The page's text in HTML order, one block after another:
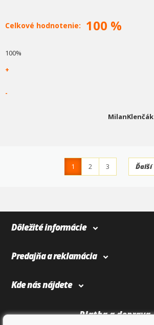
Celkové hodnotenie: 100 %
100%
+
-
MilanKlenčák
1 2
3
Ďalší
Dôležité informácie
Predajňa a reklamácia
Kde nás nájdete
Platba a doprava